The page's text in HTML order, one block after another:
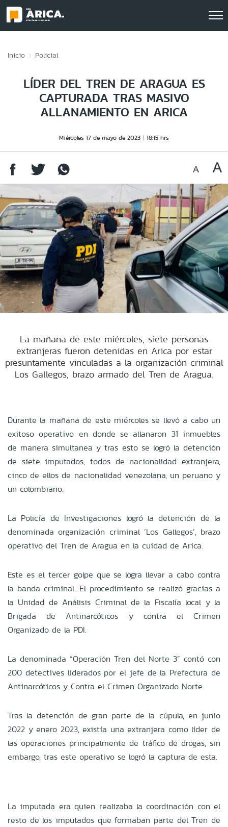
Inicio Policial
LÍDER DEL TREN DE ARAGUA ES
CAPTURADA TRAS MASIVO
ALLANAMIENTO EN ARICA
Miércoles 17 de mayo de 2023 18:15 hrs
La mañana de este miércoles, siete personas
extranjeras fueron detenidas en Arica por estar
presuntamente vinculadas a la organización criminal
Los Gallegos, brazo armado del Tren de Aragua.
Durante la mañana de este miércoles se llevó a cabo un
exitoso operativo en donde se allanaron 31 inmuebles
de manera simultanea y tras esto se logró la detención
de siete imputados, todos de nacionalidad extranjera,
cinco de ellos de nacionalidad venezolana, un peruano y
un colombiano.
La Policía de Investigaciones logró la detención de la
denominada organización criminal ‘Los Gallegos’, brazo
operativo del Tren de Aragua en la cuidad de Arica.
Este es el tercer golpe que se logra llevar a cabo contra
la banda criminal. El procedimiento se realizó gracias a
la Unidad de Análisis Criminal de la Fiscalía local y la
Brigada de Antinarcóticos y contra el Crimen
Organizado de la PDI.
La denominada “Operación Tren del Norte 3” contó con
200 detectives liderados por el jefe de la Prefectura de
Antinarcóticos y Contra el Crimen Organizado Norte.
Tras la detención de gran parte de la cúpula, en junio
2022 y enero 2023, existía una extranjera como líder de
las operaciones principalmente de tráfico de drogas, sin
embargo, tras este operativo se logró la captura de esta.
La imputada era quien realizaba la coordinación con el
resto de los imputados que formaban parte del Tren de